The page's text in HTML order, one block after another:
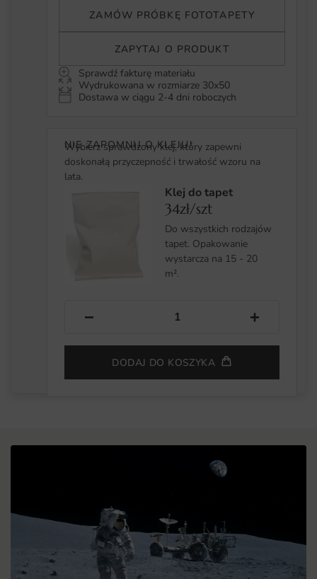
ZAMÓW PRÓBKĘ FOTOTAPETY
ZAPYTAJ O PRODUKT
Sprawdź fakturę materiału
Wydrukowana w rozmiarze 30x50
Dostawa w ciągu 2-4 dni roboczych
NIE ZAPOMNIJ O KLEJU!
Wybierz sprawdzony klej, który zapewni
doskonałą przyczepność i trwałość wzoru na
lata.
Klej do tapet
34zł/szt
Do wszystkich rodzajów
tapet. Opakowanie
wystarcza na 15 - 20
m².
− +
DODAJ DO KOSZYKA